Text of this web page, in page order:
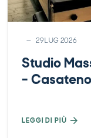
29 LUG 2026
Studio
–
LEGGI DI PIÙ